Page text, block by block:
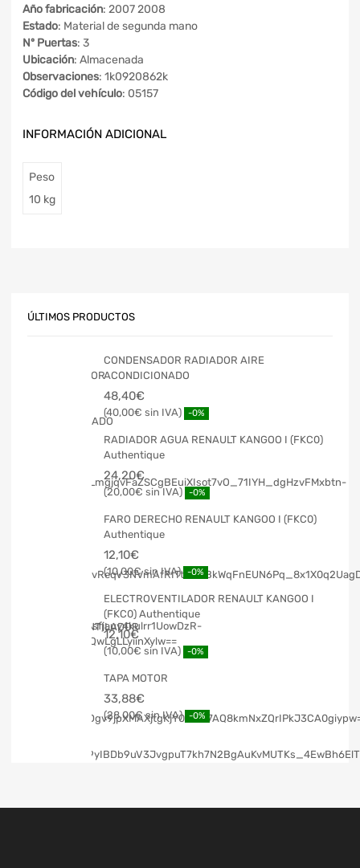
Año fabricación: 2007 2008
Estado: Material de segunda mano
Nº Puertas: 3
Ubicación: Almacenada
Observaciones: 1k0920862k
Código del vehículo: 05157
INFORMACIÓN ADICIONAL
Peso
10 kg
ÚLTIMOS PRODUCTOS
CONDENSADOR RADIADOR AIRE
ACONDICIONADO
48,40€
40,00€ -0%
RADIADOR AGUA RENAULT KANGOO I (FKC0)
Authentique
24,20€
20,00€ -0%
FARO DERECHO RENAULT KANGOO I (FKC0)
Authentique
12,10€
10,00€ -0%
ELECTROVENTILADOR RENAULT KANGOO I
(FKC0) Authentique
12,10€
10,00€ -0%
TAPA MOTOR
33,88€
28,00€ -0%